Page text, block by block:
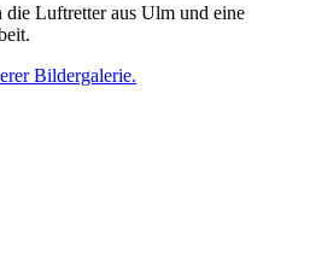
Luftretter aus Ulm und eine
Bildergalerie.